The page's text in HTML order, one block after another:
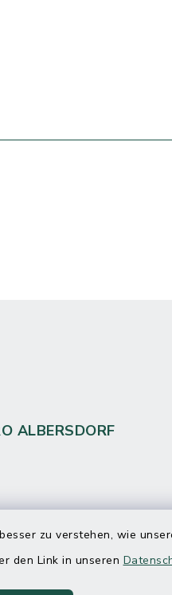
zu verstehen, wie
den Link in unseren
ALBERSDORF
per